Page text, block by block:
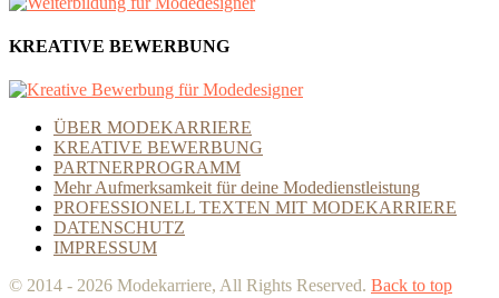
KREATIVE BEWERBUNG
ÜBER MODEKARRIERE
KREATIVE BEWERBUNG
PARTNERPROGRAMM
Mehr Aufmerksamkeit für deine Modedienstleistung
PROFESSIONELL TEXTEN MIT MODEKARRIERE
DATENSCHUTZ
IMPRESSUM
© 2014 - 2026 Modekarriere, All Rights Reserved. Back to top